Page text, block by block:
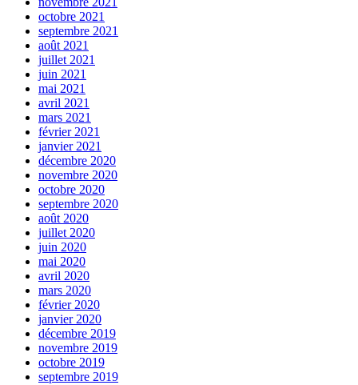
octobre 2021
septembre 2021
août 2021
juillet 2021
juin 2021
mai 2021
avril 2021
mars 2021
février 2021
janvier 2021
décembre 2020
novembre 2020
octobre 2020
septembre 2020
août 2020
juillet 2020
juin 2020
mai 2020
avril 2020
mars 2020
février 2020
janvier 2020
décembre 2019
novembre 2019
octobre 2019
septembre 2019